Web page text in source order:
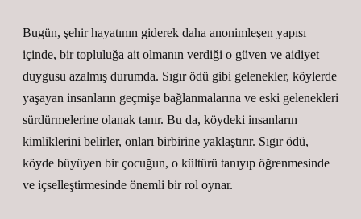
Bugün, şehir hayatının giderek daha anonimleşen yapısı
içinde, bir topluluğa ait olmanın verdiği o güven ve aidiyet
duygusu azalmış durumda. Sıgır ödü gibi gelenekler, köylerde
yaşayan insanların geçmişe bağlanmalarına ve eski gelenekleri
sürdürmelerine olanak tanır. Bu da, köydeki insanların
kimliklerini belirler, onları birbirine yaklaştırır. Sıgır ödü,
köyde büyüyen bir çocuğun, o kültürü tanıyıp öğrenmesinde
ve içselleştirmesinde önemli bir rol oynar.